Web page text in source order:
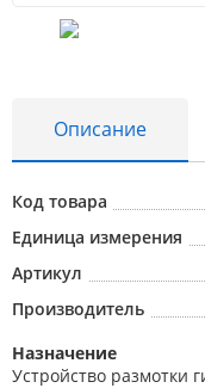
Описание
Код товара
Единица измерения
Артикул
Производитель
Назначение
Устройство размотки